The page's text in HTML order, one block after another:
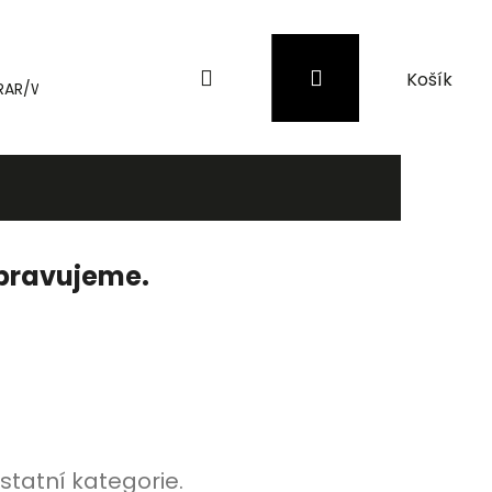
WinRAR Záložní zdroje (UPS) a přepěťové
PřihlášeníNákupní
košík
kategorie.